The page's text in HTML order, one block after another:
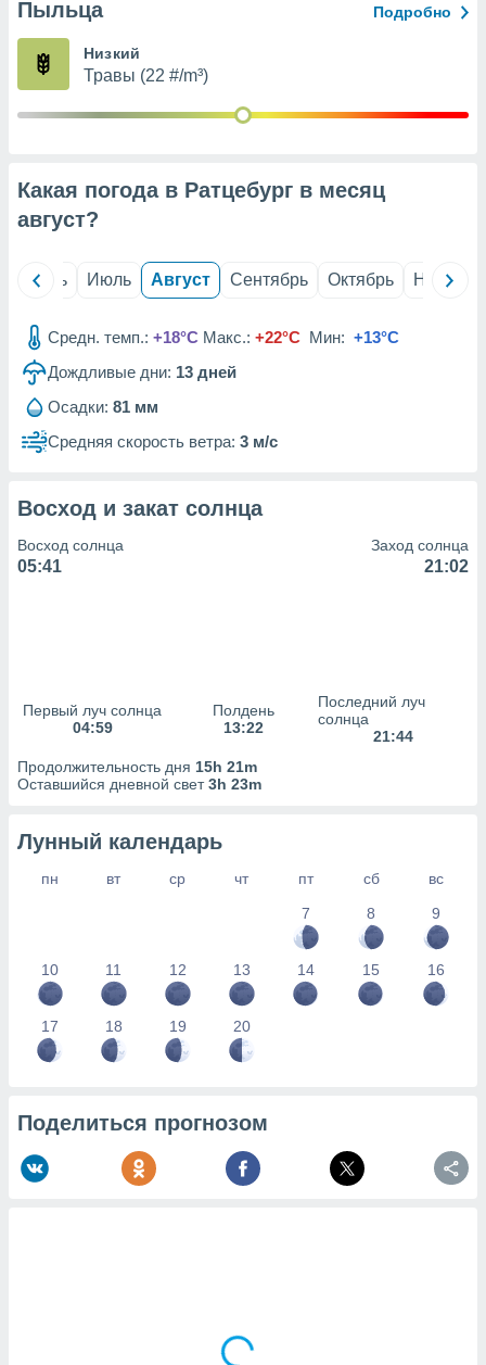
из
рекламы
сведения
наших 1199
Пыльца Подробно
Низкий
Травы (22 #/m³)
Какая погода в Ратцебург в месяц
август?
Июнь Июль Август Сентябрь Октябрь Ноябрь
Средн. темп.: +18°C Макс.: +22°C Мин: +13°C
Дождливые дни: 13 дней
Осадки: 81 мм
Средняя скорость ветра: 3 м/с
Восход и закат солнца
Восход солнца
05:41
Заход солнца
21:02
Первый луч солнца
04:59
Полдень
13:22
Последний луч
солнца
21:44
Продолжительность дня 15h 21m
Оставшийся дневной свет3h 23m
Лунный календарь
пн вт ср чт пт сб
вс
7
8 9
10 11 12 13 14 15 16
17 18 19 20
Поделиться прогнозом